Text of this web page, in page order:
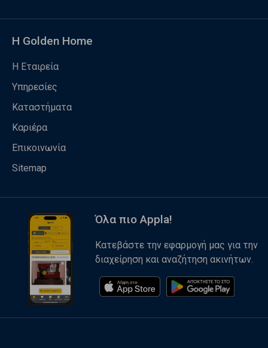
Η Golden Home
Η Εταιρεία
Υπηρεσίες
Καταστήματα
Καριέρα
Επικοινωνία
Sitemap
Όλα πιο Appla!
Κατεβάστε την εφαρμογή μας για την
διαχείρηση και αναζήτηση ακινήτων.